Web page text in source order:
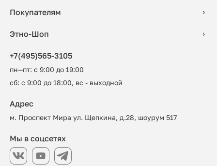
Покупателям
Этно-Шоп
+7(495)565-3105
пн—пт: с 9:00 до 19:00
сб: с 9:00 до 18:00, вс - выходной
Адрес
м. Проспект Мира ул. Щепкина, д.28, шоурум 517
Мы в соцсетях